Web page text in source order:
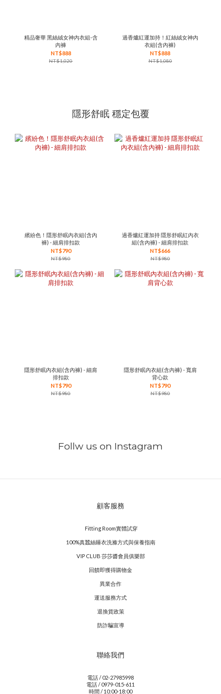
精品奢華 黑絲絨女神內衣組-含
內褲
NT$888
NT$1,020
過香爐紅運加持！紅絲絨女神內
衣組(含內褲)
NT$888
NT$1,080
隱形舒眠 穩定包覆
繽紛色！隱形舒眠內衣組(含內
褲) - 細肩排扣款
NT$790
NT$980
過香爐紅運加持 隱形舒眠紅內衣
組(含內褲) - 細肩排扣款
NT$666
NT$980
隱形舒眠內衣組(含內褲) - 細肩
排扣款
NT$790
NT$980
隱形舒眠內衣組(含內褲) - 寬肩
背心款
NT$790
NT$980
Follw us on Instagram
顧客服務
Fitting Room實體試穿
100%真蠶絲睡衣洗滌方式與保養指南
VIP CLUB 莎莎醬會員俱樂部
回饋即獲得購物金
異業合作
運送服務方式
退換貨政策
防詐騙宣導
聯絡我們
電話 / 02-27985998
電話 / 0979-015-611
時間 / 10:00-18:00